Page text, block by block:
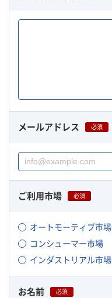
メールアドレス 必須
ご利用市場 必須
オートモーティブ市場
コンシューマー市場
インダストリアル市場
お名前 必須